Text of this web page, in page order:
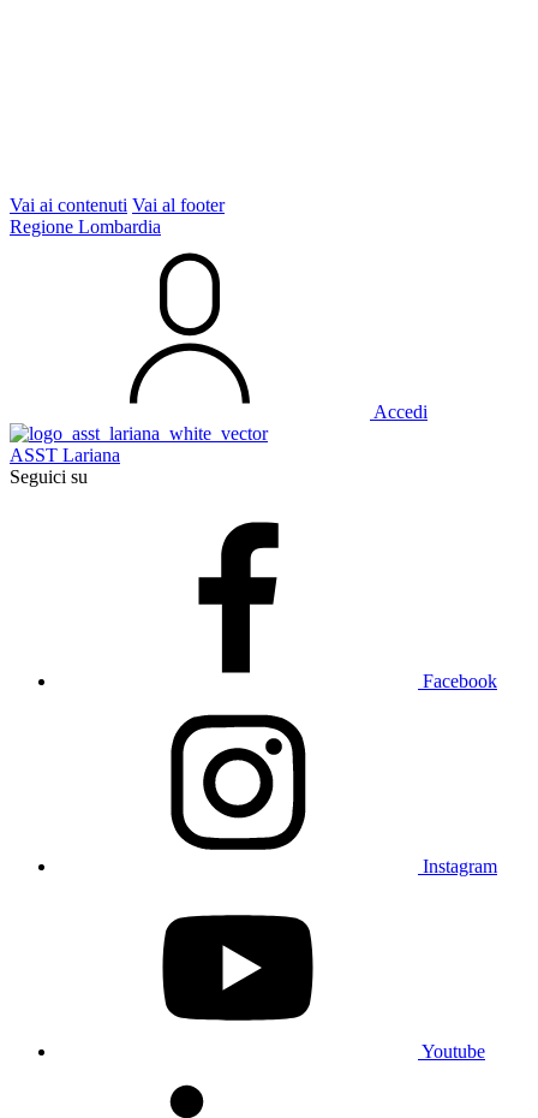
Vai ai contenuti Vai al footer
Regione Lombardia
Accedi
ASST Lariana
Seguici su
Facebook
Instagram
Youtube